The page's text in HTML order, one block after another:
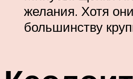
желания. Хотя
большинству